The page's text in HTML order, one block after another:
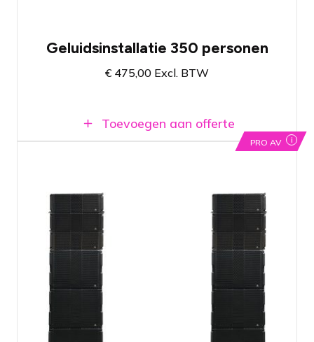
Geluidsinstallatie 350 personen
€ 475,00 Excl. BTW
Toevoegen aan offerte
PRO AV i
Pro user geluidssysteem met zes dubbel
10" line array cabinets en zes krachtige
inbegrepen